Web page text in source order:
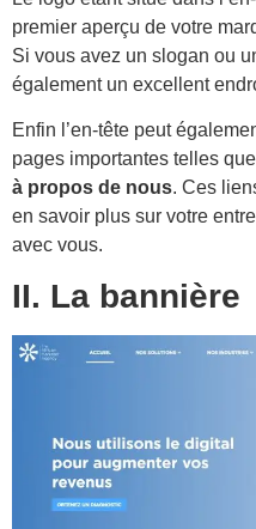
premier aperçu de votre
Si vous avez un slogan ou
également un excellent
Enfin l’en-tête peut
pages importantes telles
à propos de nous. Ces
en savoir plus sur votre
avec vous.
II. La bannière